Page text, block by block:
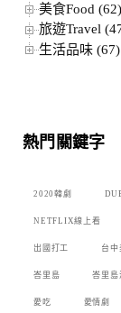
美食Food (62)
旅遊Travel
生活品味 (67)
熱門關鍵字
2020韓劇
NETFLIX線上看
出國打工 台中
峇里島 峇里島
愛吃 愛情劇